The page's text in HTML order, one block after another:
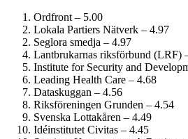
Ordfront – 5.00
Lokala Partiers Nätverk – 4.97
Seglora smedja – 4.97
Lantbrukarnas riksförbund (LRF)
Institute for Security and
Leading Health Care – 4.68
Dataskuggan – 4.56
Riksföreningen Grunden – 4.54
Svenska Lottakåren – 4.49
Idéinstitutet Civitas – 4.45